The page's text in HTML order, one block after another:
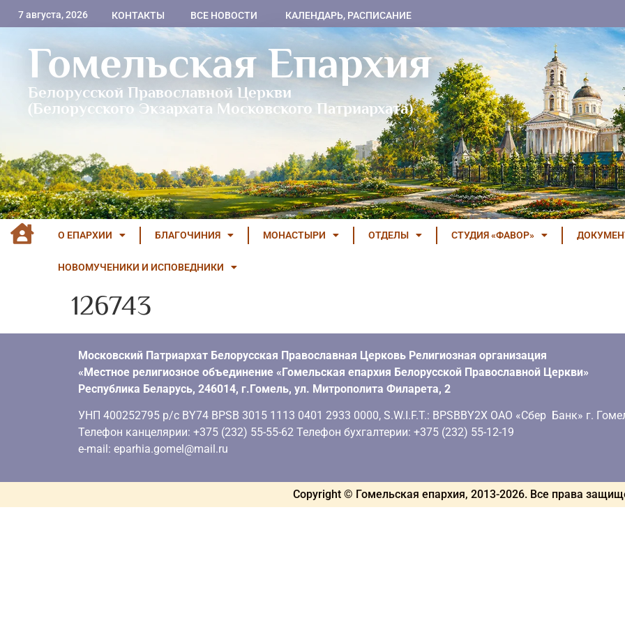
7 августа, 2026 КОНТАКТЫ ВСЕ НОВОСТИ КАЛЕНДАРЬ, РАСПИСАНИЕ
Гомельская Епархия
Белорусской Православной Церкви
(Белорусского Экзархата Московского Патриархата)
О ЕПАРХИИ БЛАГОЧИНИЯ МОНАСТЫРИ ОТДЕЛЫ СТУДИЯ «ФАВОР»
НОВОМУЧЕНИКИ И ИСПОВЕДНИКИ
126743
Московский Патриархат Белорусская Православная Церковь Религиозная организация
«Местное религиозное объединение «Гомельская епархия Белорусской Православной Церкви»
Республика Беларусь, 246014, г.Гомель, ул. Митрополита Филарета, 2
УНП 400252795 р/с BY74 BPSB 3015 1113 0401 2933 0000, S.W.I.F.T.: BPSBBY2X ОАО «Сбер Банк» г.
Телефон канцелярии: +375 (232) 55-55-62 Телефон бухгалтерии: +375 (232) 55-12-19
e-mail: eparhia.gomel@mail.ru
Copyright © Гомельская епархия, 2013-2026. Все права